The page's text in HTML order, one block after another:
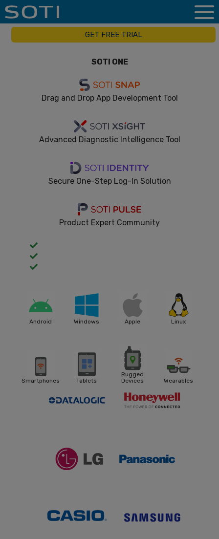
GET FREE TRIAL
SOTI ONE
Drag and Drop App Development Tool
Advanced Diagnostic Intelligence Tool
Secure One-Step Log-In Solution
Product Expert Community
Android Windows Apple Linux
Smartphones Tablets
Rugged
Devices
Wearables